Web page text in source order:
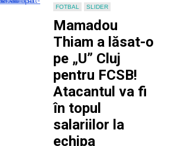
roșii”,
FOTBAL SLIDER
Mamadou
Thiam a lăsat-o
pe „U” Cluj
pentru FCSB!
Atacantul va fi
în topul
salariilor la
echipa